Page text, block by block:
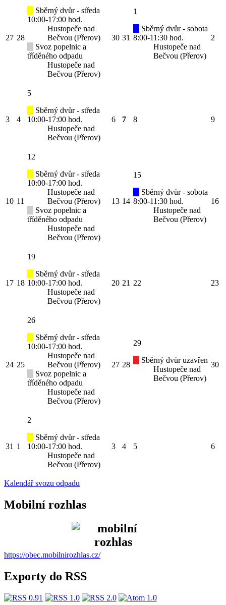
27 28
Sběrný dvůr - středa
10:00-17:00 hod.
Hustopeče nad
Bečvou (Přerov)
Svoz popelnic a
tříděného odpadu
Hustopeče nad
Bečvou (Přerov)
30 31
1
Sběrný dvůr - sobota
8:00-11:30 hod.
Hustopeče nad
Bečvou (Přerov)
2
3 4
5
Sběrný dvůr - středa
10:00-17:00 hod.
Hustopeče nad
Bečvou (Přerov)
6 7 8 9
10 11
12
Sběrný dvůr - středa
10:00-17:00 hod.
Hustopeče nad
Bečvou (Přerov)
Svoz popelnic a
tříděného odpadu
Hustopeče nad
Bečvou (Přerov)
13 14
15
Sběrný dvůr - sobota
8:00-11:30 hod.
Hustopeče nad
Bečvou (Přerov)
16
17 18
19
Sběrný dvůr - středa
10:00-17:00 hod.
Hustopeče nad
Bečvou (Přerov)
20 21 22 23
24 25
26
Sběrný dvůr - středa
10:00-17:00 hod.
Hustopeče nad
Bečvou (Přerov)
Svoz popelnic a
tříděného odpadu
Hustopeče nad
Bečvou (Přerov)
27 28
29
Sběrný dvůr uzavřen
Hustopeče nad
Bečvou (Přerov)
30
31 1
2
Sběrný dvůr - středa
10:00-17:00 hod.
Hustopeče nad
Bečvou (Přerov)
3 4 5 6
Kalendář svozu odpadu
Mobilní rozhlas
https://obec.mobilnirozhlas.cz/
Exporty do RSS